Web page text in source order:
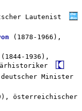
Lautenist
(1878-1966),
(1844-1936),
Minister
österreichischer